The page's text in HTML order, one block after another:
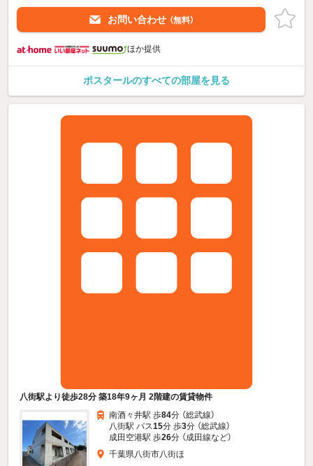
お問い合わせ （無料）
ほか提供
ポスタールのすべての部屋を見る
八街駅より徒歩28分 築18年9ヶ月 2階建の賃貸物件
南酒々井駅 歩84分 （総武線）
八街駅 バス15分 歩3分 （総武線）
成田空港駅 歩26分 （成田線など）
千葉県八街市八街ほ